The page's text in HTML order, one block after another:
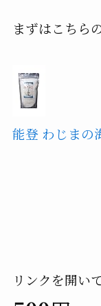
まずはこちら
能登 わじまの
リンクを開い